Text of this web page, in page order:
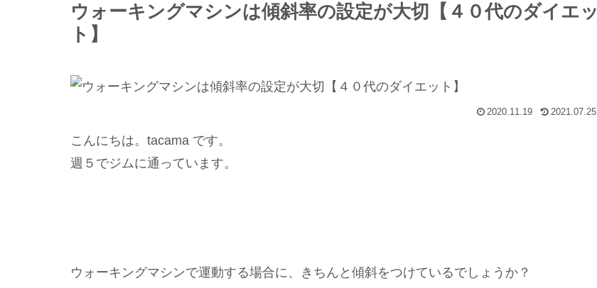
ウォーキングマシンは傾斜率の設定が大切【４０代のダイエッ
ト】
2020.11.19 2021.07.25
こんにちは。tacama です。
週５でジムに通っています。
ウォーキングマシンで運動する場合に、きちんと傾斜をつけているでしょうか？